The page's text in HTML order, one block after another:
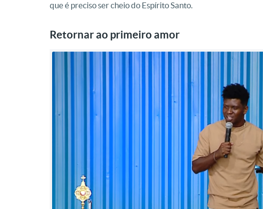
que é preciso ser cheio do Espírito Santo.
Retornar ao primeiro amor